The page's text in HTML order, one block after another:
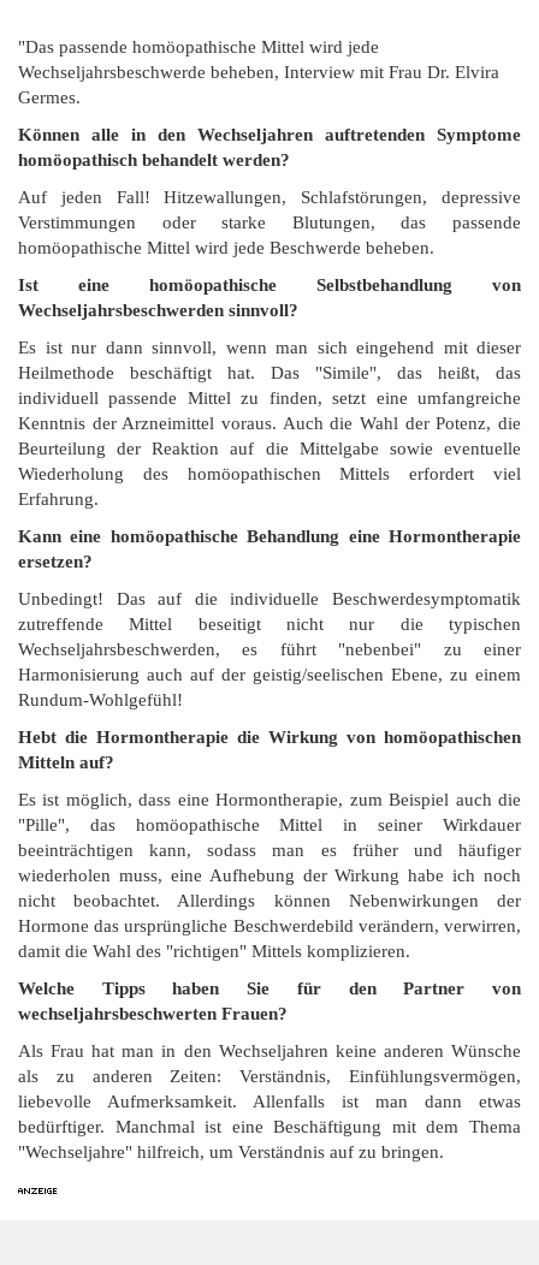
"Das passende homöopathische Mittel wird jede
Wechseljahrsbeschwerde beheben, Interview mit Frau Dr. Elvira
Germes.
Können alle in den Wechseljahren auftretenden Symptome
homöopathisch behandelt werden?
Auf jeden Fall! Hitzewallungen, Schlafstörungen, depressive
Verstimmungen oder starke Blutungen, das passende
homöopathische Mittel wird jede Beschwerde beheben.
Ist eine homöopathische Selbstbehandlung von
Wechseljahrsbeschwerden sinnvoll?
Es ist nur dann sinnvoll, wenn man sich eingehend mit dieser
Heilmethode beschäftigt hat. Das "Simile", das heißt, das
individuell passende Mittel zu finden, setzt eine umfangreiche
Kenntnis der Arzneimittel voraus. Auch die Wahl der Potenz, die
Beurteilung der Reaktion auf die Mittelgabe sowie eventuelle
Wiederholung des homöopathischen Mittels erfordert viel
Erfahrung.
Kann eine homöopathische Behandlung eine Hormontherapie
ersetzen?
Unbedingt! Das auf die individuelle Beschwerdesymptomatik
zutreffende Mittel beseitigt nicht nur die typischen
Wechseljahrsbeschwerden, es führt "nebenbei" zu einer
Harmonisierung auch auf der geistig/seelischen Ebene, zu einem
Rundum-Wohlgefühl!
Hebt die Hormontherapie die Wirkung von homöopathischen
Mitteln auf?
Es ist möglich, dass eine Hormontherapie, zum Beispiel auch die
"Pille", das homöopathische Mittel in seiner Wirkdauer
beeinträchtigen kann, sodass man es früher und häufiger
wiederholen muss, eine Aufhebung der Wirkung habe ich noch
nicht beobachtet. Allerdings können Nebenwirkungen der
Hormone das ursprüngliche Beschwerdebild verändern, verwirren,
damit die Wahl des "richtigen" Mittels komplizieren.
Welche Tipps haben Sie für den Partner von
wechseljahrsbeschwerten Frauen?
Als Frau hat man in den Wechseljahren keine anderen Wünsche
als zu anderen Zeiten: Verständnis, Einfühlungsvermögen,
liebevolle Aufmerksamkeit. Allenfalls ist man dann etwas
bedürftiger. Manchmal ist eine Beschäftigung mit dem Thema
"Wechseljahre" hilfreich, um Verständnis auf zu bringen.